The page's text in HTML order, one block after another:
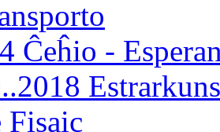
Ĉeĥio -
Fisaic